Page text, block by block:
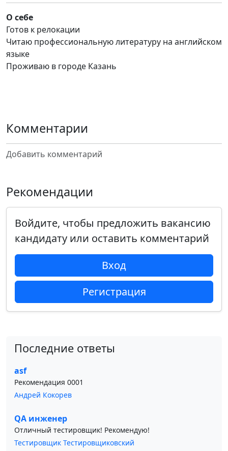
О себе
Готов к релокации
Читаю профессиональную литературу на английском
языке
Проживаю в городе Казань
Комментарии
Добавить комментарий
Рекомендации
Войдите, чтобы предложить вакансию
кандидату или оставить комментарий
Вход
Регистрация
Последние ответы
asf
Рекомендация 0001
Андрей Кокорев
QA инженер
Отличный тестировщик! Рекомендую!
Тестировщик Тестировщиковский